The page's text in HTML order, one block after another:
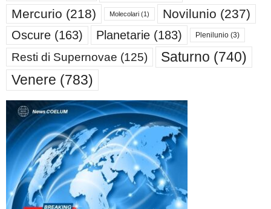
Mercurio (218) Molecolari (1) Novilunio (237)
Oscure (163) Planetarie (183) Plenilunio (3)
Resti di Supernovae (125) Saturno (740)
Venere (783)